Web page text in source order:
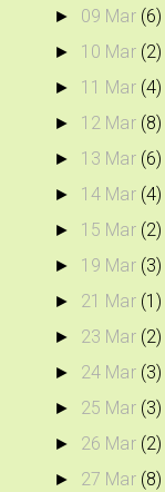
► 09 Mar (6)
► 10 Mar (2)
► 11 Mar (4)
► 12 Mar (8)
► 13 Mar (6)
► 14 Mar (4)
► 15 Mar (2)
► 19 Mar (3)
► 21 Mar (1)
► 23 Mar (2)
► 24 Mar (3)
► 25 Mar (3)
► 26 Mar (2)
► 27 Mar (8)